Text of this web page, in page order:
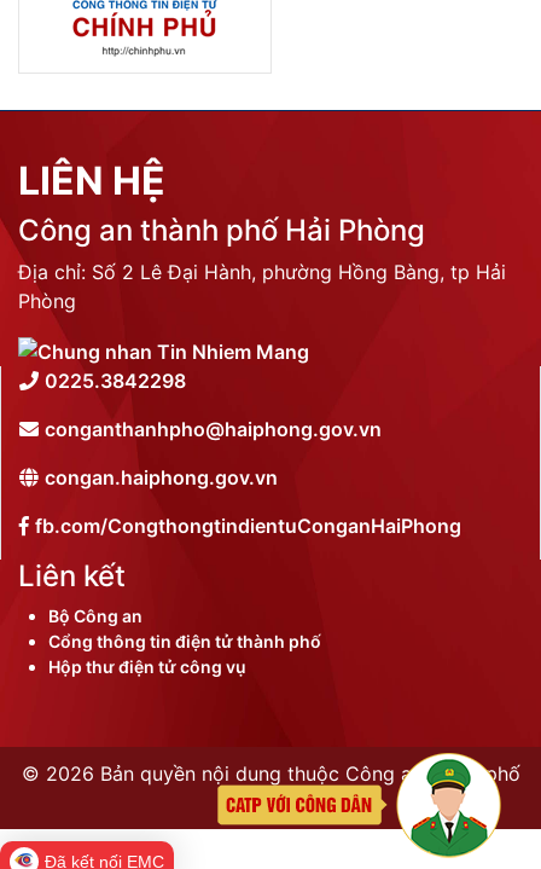
LIÊN HỆ
Công an thành phố Hải Phòng
Địa chỉ: Số 2 Lê Đại Hành, phường Hồng Bàng, tp Hải
Phòng
0225.3842298
conganthanhpho@haiphong.gov.vn
congan.haiphong.gov.vn
fb.com/CongthongtindientuConganHaiPhong
Liên kết
Bộ Công an
Cổng thông tin điện tử thành phố
Hộp thư điện tử công vụ
© 2026 Bản quyền nội dung thuộc Công an thành phố
Hải Phòng
Đã kết nối EMC